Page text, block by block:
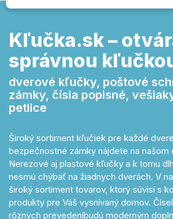
Kľučka.sk –
správnou
dverové kľučky, poštové
zámky, čísla popisné,
petlice
Široký sortiment kľučiek pre každé
bezpečnostné zámky nájdete na
Nerezové aj plastové kľučky a k tomu
nesmú chýbať na žiadnych dverách. V
široký sortiment tovarov, ktorý súvisí s
produkty pre Váš vysnívaný domov.
rôznych prevedeníbudú moderným